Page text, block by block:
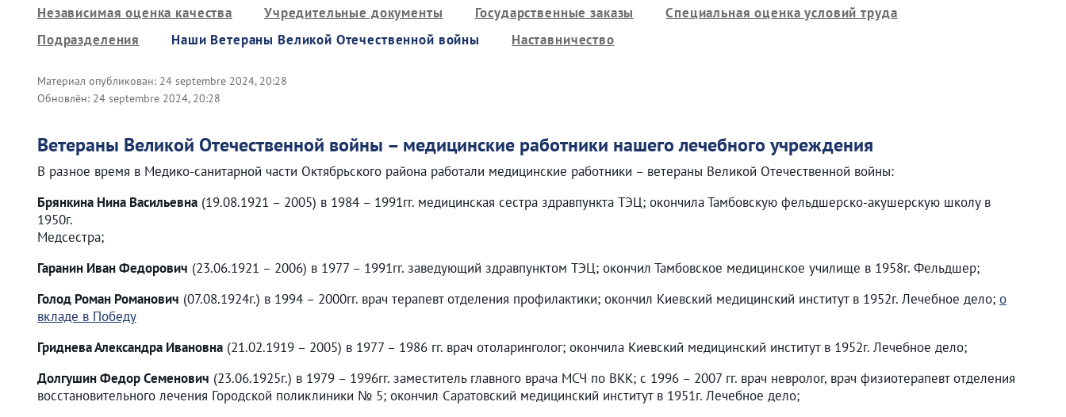
Независимая оценка качества
Учредительные документы Государственные заказы
Специальная оценка условий труда
Подразделения
Наши Ветераны Великой Отечественной войны Наставничество
Материал опубликован: 24 septembre 2024, 20:28
Обновлён: 24 septembre 2024, 20:28
Ветераны Великой Отечественной войны – медицинские работники нашего лечебного учреждения
В разное время в Медико-санитарной части Октябрьского района работали медицинские работники – ветераны Великой Отечественной войны:
Брянкина Нина Васильевна (19.08.1921 – 2005) в 1984 – 1991гг. медицинская сестра здравпункта ТЭЦ; окончила Тамбовскую фельдшерско-акушерскую школу в
1950г.
Медсестра;
Гаранин Иван Федорович (23.06.1921 – 2006) в 1977 – 1991гг. заведующий здравпунктом ТЭЦ; окончил Тамбовское медицинское училище в 1958г. Фельдшер;
Голод Роман Романович (07.08.1924г.) в 1994 – 2000гг. врач терапевт отделения профилактики; окончил Киевский медицинский институт в 1952г. Лечебное дело; о
вкладе в Победу
Гриднева Александра Ивановна (21.02.1919 – 2005) в 1977 – 1986 гг. врач отоларинголог; окончила Киевский медицинский институт в 1952г. Лечебное дело;
Долгушин Федор Семенович (23.06.1925г.) в 1979 – 1996гг. заместитель главного врача МСЧ по ВКК; с 1996 – 2007 гг. врач невролог, врач физиотерапевт отделения
восстановительного лечения Городской поликлиники № 5; окончил Саратовский медицинский институт в 1951г. Лечебное дело;